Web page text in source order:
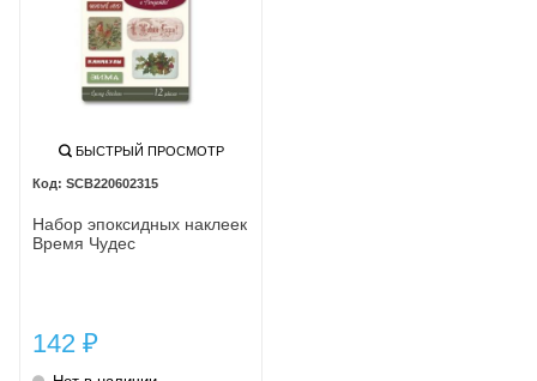
БЫСТРЫЙ ПРОСМОТР
SCB220602315
Набор эпоксидных наклеек
Время Чудес
142 ₽